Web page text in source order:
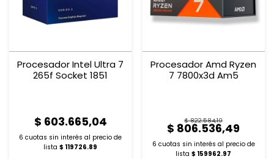
Procesador Intel Ultra 7
265f Socket 1851
$ 603.665,04
6 cuotas sin interés al precio de
lista$ 119726.89
Procesador Amd Ryzen
7 7800x3d Am5
$ 822.584,10
$ 806.536,49
6 cuotas sin interés al precio de
lista$ 159962.97